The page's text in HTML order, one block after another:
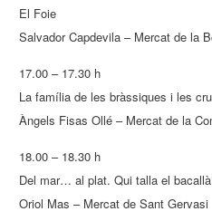
El Foie
Salvador Capdevila – Mercat de la
17.00 – 17.30 h
La família de les bràssiques i les
Àngels Fisas Ollé – Mercat de la
18.00 – 18.30 h
Del mar… al plat. Qui talla el
Oriol Mas – Mercat de Sant Gervasi